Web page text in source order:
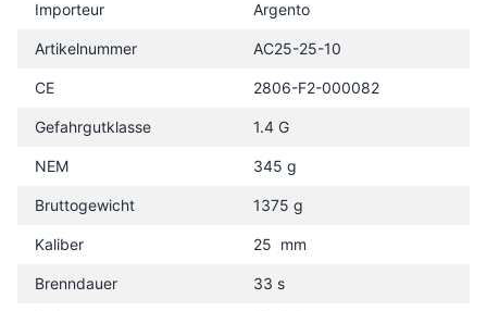
Importeur Argento
Artikelnummer AC25-25-10
CE 2806-F2-000082
Gefahrgutklasse 1.4 G
NEM 345 g
Bruttogewicht 1375 g
Kaliber 25 mm
Brenndauer 33 s